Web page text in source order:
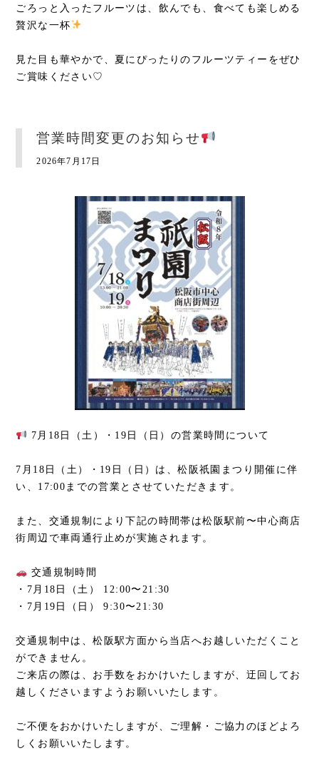
ごろっと入ったフルーツは、飲んでも、食べても楽しめる
贅沢な一杯
見た目も華やかで、夏にぴったりのフルーツティーをぜひ
ご賞味ください♡
営業時間変更のお知らせ
2026年7月17日
7月18日（土）・19日（日）の営業時間について
7月18日（土）・19日（日）は、松阪祇園まつり開催に伴
い、17:00までの営業とさせていただきます。
また、交通規制により下記の時間帯は松阪駅前〜中心商店
街周辺で車両通行止めが実施されます。
交通規制時間
・7月18日（土） 12:00〜21:30
・7月19日（日） 9:30〜21:30
交通規制中は、松阪駅方面から当店へお越しいただくこと
ができません。
ご来店の際は、お手数をおかけいたしますが、迂回してお
越しくださいますようお願いいたします。
ご不便をおかけいたしますが、ご理解・ご協力のほどよろ
しくお願いいたします。